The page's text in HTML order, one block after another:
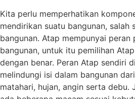
Kita perlu memperhatikan
mendirikan suatu bangunan, salah
bangunan. Atap mempunyai
bangunan, untuk itu pemilihan
dengan benar. Peran Atap sendiri
melindungi isi dalam bangunan
matahari, hujan, angin serta debu.